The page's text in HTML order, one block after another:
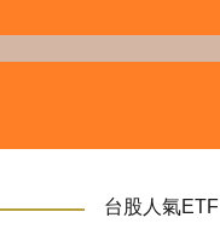
台股人氣ETF